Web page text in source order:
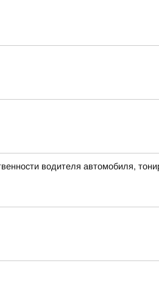
водителя автомобиля,